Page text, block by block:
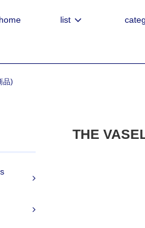
home list
品)
THE